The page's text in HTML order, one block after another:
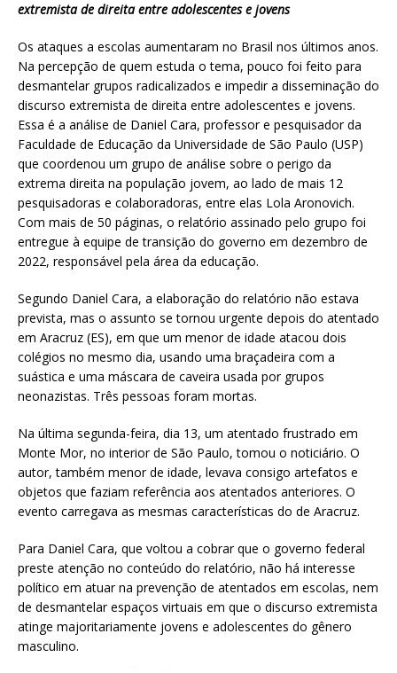
extremista de direita entre adolescentes e jovens
Os ataques a escolas aumentaram no Brasil nos últimos anos.
Na percepção de quem estuda o tema, pouco foi feito para
desmantelar grupos radicalizados e impedir a disseminação do
discurso extremista de direita entre adolescentes e jovens.
Essa é a análise de Daniel Cara, professor e pesquisador da
Faculdade de Educação da Universidade de São Paulo (USP)
que coordenou um grupo de análise sobre o perigo da
extrema direita na população jovem, ao lado de mais 12
pesquisadoras e colaboradoras, entre elas Lola Aronovich.
Com mais de 50 páginas, o relatório assinado pelo grupo foi
entregue à equipe de transição do governo em dezembro de
2022, responsável pela área da educação.
Segundo Daniel Cara, a elaboração do relatório não estava
prevista, mas o assunto se tornou urgente depois do atentado
em Aracruz (ES), em que um menor de idade atacou dois
colégios no mesmo dia, usando uma braçadeira com a
suástica e uma máscara de caveira usada por grupos
neonazistas. Três pessoas foram mortas.
Na última segunda-feira, dia 13, um atentado frustrado em
Monte Mor, no interior de São Paulo, tomou o noticiário. O
autor, também menor de idade, levava consigo artefatos e
objetos que faziam referência aos atentados anteriores. O
evento carregava as mesmas características do de Aracruz.
Para Daniel Cara, que voltou a cobrar que o governo federal
preste atenção no conteúdo do relatório, não há interesse
político em atuar na prevenção de atentados em escolas, nem
de desmantelar espaços virtuais em que o discurso extremista
atinge majoritariamente jovens e adolescentes do gênero
masculino.